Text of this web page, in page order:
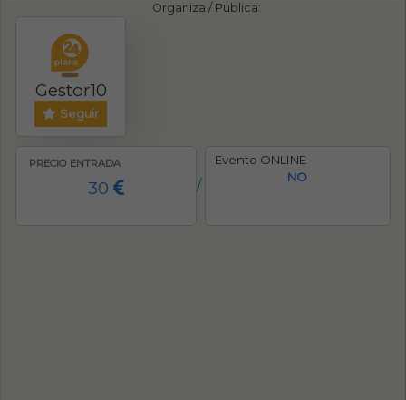
Organiza / Publica:
Gestor10
Seguir
PRECIO ENTRADA
30 /
Evento ONLINE
NO